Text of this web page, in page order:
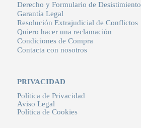
Derecho y Formulario de Desistimiento
Garantía Legal
Resolución Extrajudicial de Conflictos
Quiero hacer una reclamación
Condiciones de Compra
Contacta con nosotros
PRIVACIDAD
Política de Privacidad
Aviso Legal
Política de Cookies